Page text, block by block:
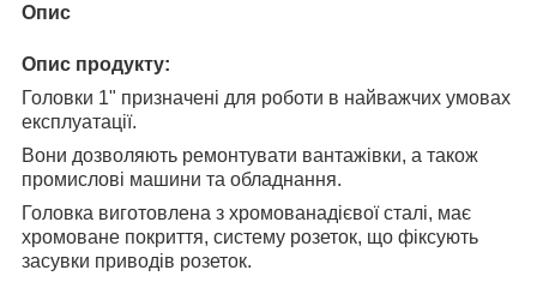
Опис
Опис продукту:
Головки 1" призначені для роботи в найважчих умовах
експлуатації.
Вони дозволяють ремонтувати вантажівки, а також
промислові машини та обладнання.
Головка виготовлена з хромованадієвої сталі, має
хромоване покриття, систему розеток, що фіксують
засувки приводів розеток.